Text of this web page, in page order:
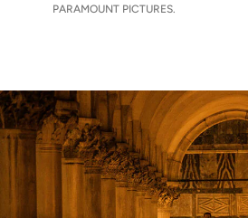
PARAMOUNT PICTURES.